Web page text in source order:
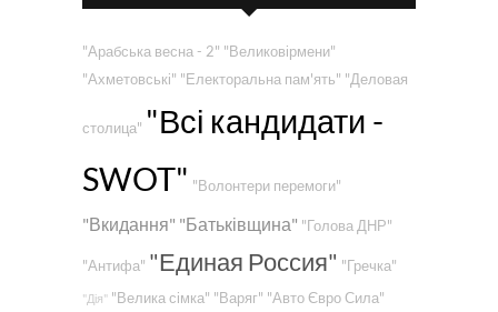
"Арабська весна - 2" "Великовірмени"
"Ахметовські" "Електоральна пам'ять" "Деловая
столица" "Всі кандидати -
SWOT" "Волонтери перемоги"
"Вкидання" "Батьківщина" "Голова ДНР"
"Антифа" "Единая Россия" "Гречка"
"Дія" "Велика сімка" "Варяг" "Авто Євро Сила"